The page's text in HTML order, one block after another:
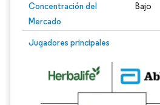
Concentración del
Mercado
Bajo
Jugadores principales
Imagen © Mordor Intelligence. El uso